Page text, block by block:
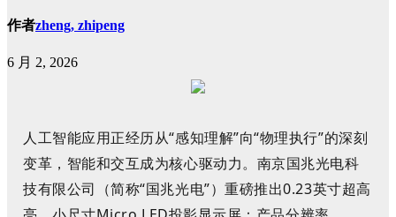
作者zheng, zhipeng
6 月 2, 2026
人工智能应用正经历从“感知理解”向“物理执行”的深刻
变革，智能和交互成为核心驱动力。南京国兆光电科
技有限公司 （简称“国兆光电”）重磅推出0.23英寸超高